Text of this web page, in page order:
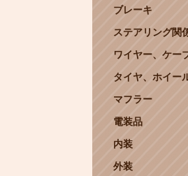
ブレーキ
ステアリング関
ワイヤー、ケー
タイヤ、ホイー
マフラー
電装品
内装
外装